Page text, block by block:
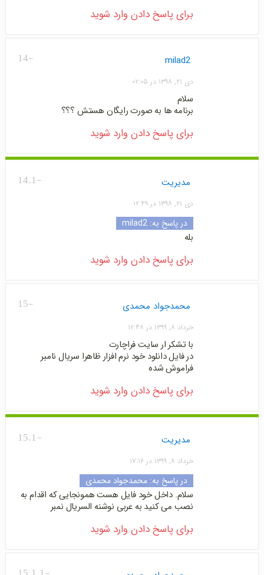
برای پاسخ دادن وارد شوید
-14 milad2
دی ۲۱, ۱۳۹۸ در ۰۲:۰۵
سلام
برنامه ها به صورت رایگان هستش ؟؟؟
برای پاسخ دادن وارد شوید
-14.1 مدیریت
دی ۲۱, ۱۳۹۸ در ۱۲:۴۹
در پاسخ به: milad2
بله
برای پاسخ دادن وارد شوید
-15 محمدجواد محمدی
خرداد ۸, ۱۳۹۹ در ۱۲:۴۸
با تشکر ار سایت فراچارت
در فایل دانلود خود نرم افزار ظاهرا سریال نامبر
فراموش شده
برای پاسخ دادن وارد شوید
-15.1 مدیریت
خرداد ۸, ۱۳۹۹ در ۱۷:۱۶
در پاسخ به: محمدجواد محمدی
سلام. داخل خود فایل هست همونجایی که اقدام به
نصب می کنید به عربی نوشنه السریال نمبر
برای پاسخ دادن وارد شوید